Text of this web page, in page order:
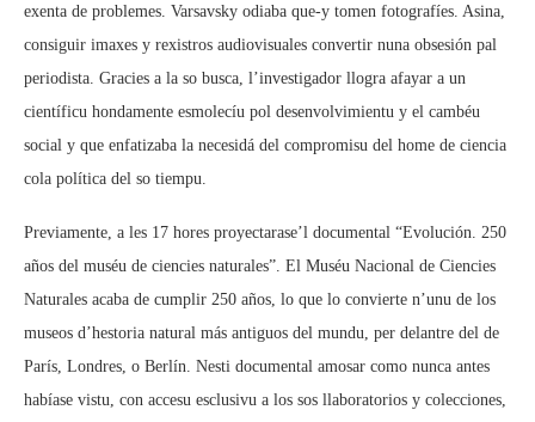
exenta de problemes. Varsavsky odiaba que-y tomen fotografíes. Asina,
consiguir imaxes y rexistros audiovisuales convertir nuna obsesión pal
periodista. Gracies a la so busca, l’investigador llogra afayar a un
científicu hondamente esmolecíu pol desenvolvimientu y el cambéu
social y que enfatizaba la necesidá del compromisu del home de ciencia
cola política del so tiempu.
Previamente, a les 17 hores proyectarase’l documental “Evolución. 250
años del muséu de ciencies naturales”. El Muséu Nacional de Ciencies
Naturales acaba de cumplir 250 años, lo que lo convierte n’unu de los
museos d’hestoria natural más antiguos del mundu, per delantre del de
París, Londres, o Berlín. Nesti documental amosar como nunca antes
habíase vistu, con accesu esclusivu a los sos llaboratorios y colecciones,